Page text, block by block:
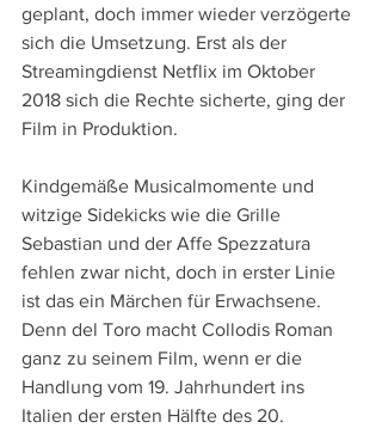
geplant, doch immer wieder verzögerte
sich die Umsetzung. Erst als der
Streamingdienst Netflix im Oktober
2018 sich die Rechte sicherte, ging der
Film in Produktion.
Kindgemäße Musicalmomente und
witzige Sidekicks wie die Grille
Sebastian und der Affe Spezzatura
fehlen zwar nicht, doch in erster Linie
ist das ein Märchen für Erwachsene.
Denn del Toro macht Collodis Roman
ganz zu seinem Film, wenn er die
Handlung vom 19. Jahrhundert ins
Italien der ersten Hälfte des 20.